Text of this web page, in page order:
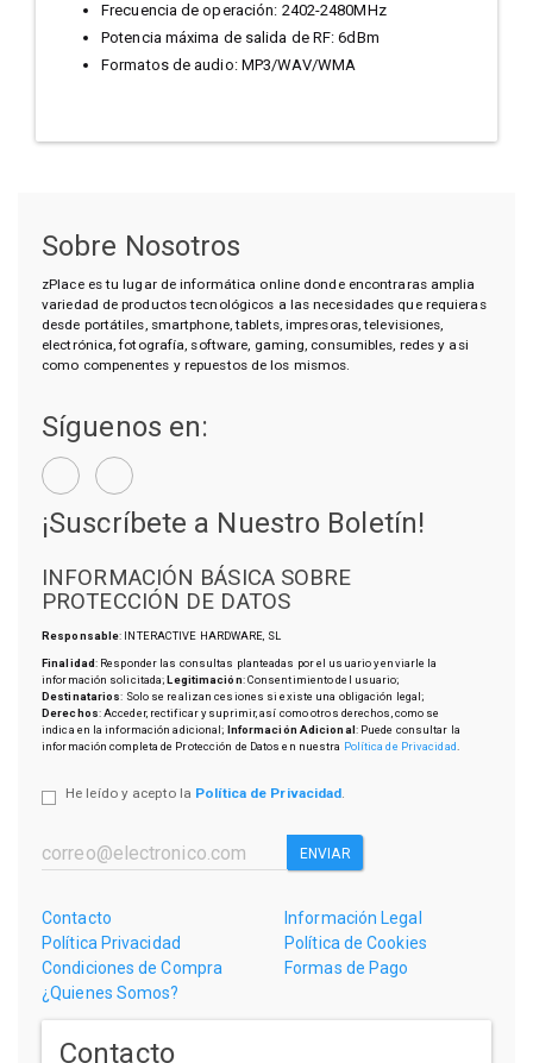
Frecuencia de operación: 2402-2480MHz
Potencia máxima de salida de RF: 6dBm
Formatos de audio: MP3/WAV/WMA
Sobre Nosotros
zPlace es tu lugar de informática online donde encontraras amplia
variedad de productos tecnológicos a las necesidades que requieras
desde portátiles, smartphone, tablets, impresoras, televisiones,
electrónica, fotografía, software, gaming, consumibles, redes y asi
como compenentes y repuestos de los mismos.
Síguenos en:
¡Suscríbete a Nuestro Boletín!
INFORMACIÓN BÁSICA SOBRE
PROTECCIÓN DE DATOS
Responsable: INTERACTIVE HARDWARE, SL
Finalidad: Responder las consultas planteadas por el usuario y enviarle la
información solicitada;Legitimación: Consentimiento del usuario;
Destinatarios: Solo se realizan cesiones si existe una obligación legal;
Derechos: Acceder, rectificar y suprimir, así como otros derechos, como se
indica en la información adicional; Información Adicional: Puede consultar la
información completa de Protección de Datos en nuestra Política de Privacidad
He leído y acepto la Política de Privacidad.
ENVIAR
Contacto
Información Legal
Política Privacidad
Política de Cookies
Condiciones de Compra
Formas de Pago
¿Quienes Somos?
Contacto